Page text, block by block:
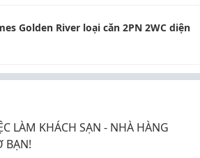
Golden River loại căn 2PN 2WC diện
LÀM KHÁCH SẠN - NHÀ HÀNG
BẠN!